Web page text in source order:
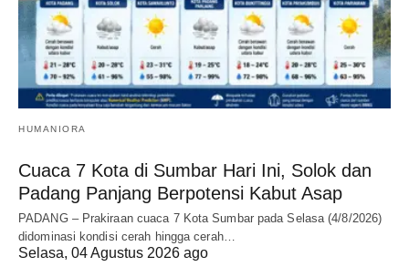
HUMANIORA
Cuaca 7 Kota di Sumbar Hari Ini, Solok dan
Padang Panjang Berpotensi Kabut Asap
PADANG – Prakiraan cuaca 7 Kota Sumbar pada Selasa (4/8/2026)
didominasi kondisi cerah hingga cerah…
Selasa, 04 Agustus 2026 ago